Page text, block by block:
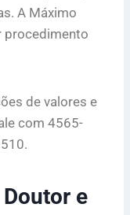
A Máximo
procedimento
de valores e
com 4565-
e